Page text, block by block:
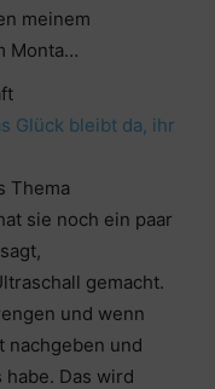
meinem
Monta…
Glück bleibt da, ihr
Thema
sie noch ein paar
gemacht.
und wenn
nachgeben und
Das wird